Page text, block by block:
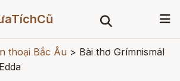
thoại Bắc Âu > Bài thơ Grímnismál